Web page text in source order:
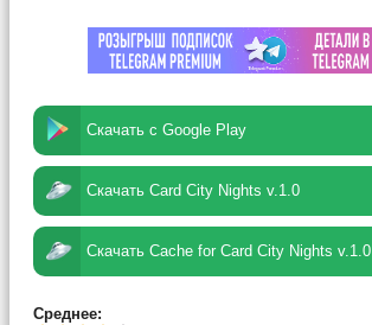
Скачать с Google Play
Скачать Card City Nights v.1.0
Скачать Cache for Card City Nights v.1.0
Среднее: